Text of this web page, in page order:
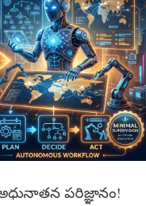
అధునాతన పరిజ్ఞానం!